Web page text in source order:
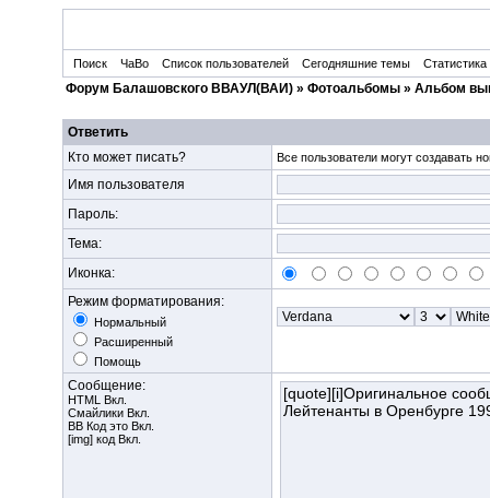
Поиск ЧаВо Список пользователей Сегодняшние темы Статистика
Форум Балашовского ВВАУЛ(ВАИ)» Фотоальбомы» Альбом
Ответить
Кто может писать?
Все пользователи могут создавать
Имя пользователя
Пароль:
Тема:
Иконка:
Режим форматирования:
Нормальный
Расширенный
Помощь
Сообщение:
HTML Вкл.
Смайлики Вкл.
BB Кодэто Вкл.
[img] код Вкл.